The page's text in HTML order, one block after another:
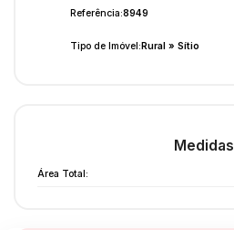
Referência:8949
Tipo de Imóvel:Rural » Sítio
Medidas
Área Total: